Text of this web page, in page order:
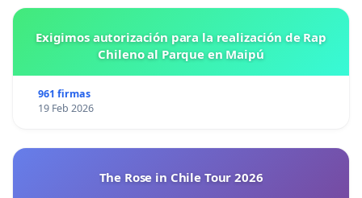
Exigimos autorización para la realización de Rap
Chileno al Parque en Maipú
961 firmas
19 Feb 2026
The Rose in Chile Tour 2026